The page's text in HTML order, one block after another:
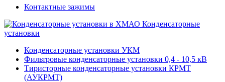
Контактные зажимы
Конденсаторные
установки
Конденсаторные установки УКМ
Фильтровые конденсаторные установки 0,4 - 10,5 кВ
Тиристорные конденсаторные установки КРМТ
(АУКРМТ)